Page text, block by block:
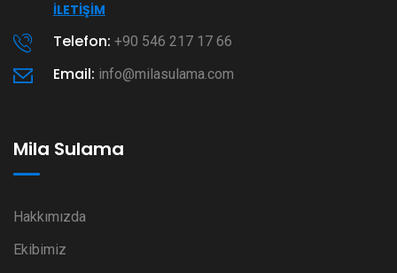
İLETIŞIM
Telefon: +90 546 217 17 66
Email: info@milasulama.com
Mila Sulama
Hakkımızda
Ekibimiz